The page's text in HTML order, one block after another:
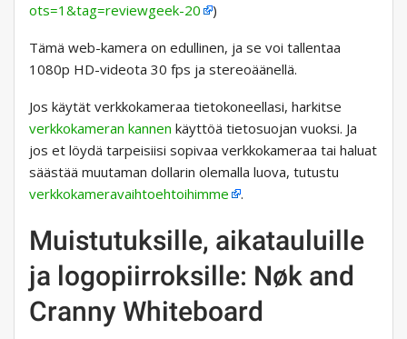
ots=1&tag=reviewgeek-20
)
Tämä web-kamera on edullinen, ja se voi tallentaa
1080p HD-videota 30 fps ja stereoäänellä.
Jos käytät verkkokameraa tietokoneellasi, harkitse
verkkokameran kannen käyttöä tietosuojan vuoksi. Ja
jos et löydä tarpeisiisi sopivaa verkkokameraa tai haluat
säästää muutaman dollarin olemalla luova, tutustu
verkkokameravaihtoehtoihimme
.
Muistutuksille, aikatauluille
ja logopiirroksille: Nøk and
Cranny Whiteboard